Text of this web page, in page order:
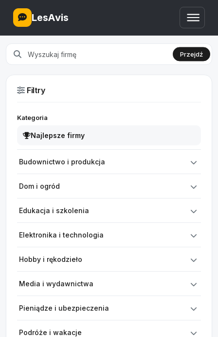
LesAvis
Przejdź
Filtry
Kategoria
Najlepsze firmy
Budownictwo i produkcja
Dom i ogród
Edukacja i szkolenia
Elektronika i technologia
Hobby i rękodzieło
Media i wydawnictwa
Pieniądze i ubezpieczenia
Podróże i wakacje